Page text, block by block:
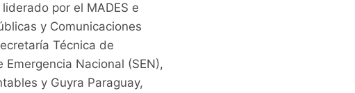
por el MADES e
y Comunicaciones
Técnica de
Nacional (SEN),
y Guyra Paraguay,